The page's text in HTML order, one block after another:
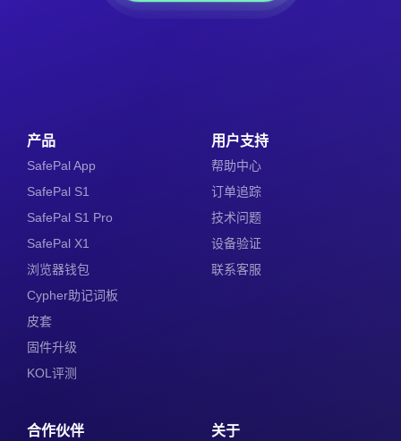
产品
SafePal App
SafePal S1
SafePal S1 Pro
SafePal X1
浏览器钱包
Cypher助记词板
皮套
固件升级
KOL评测
用户支持
帮助中心
订单追踪
技术问题
设备验证
联系客服
合作伙伴 关于